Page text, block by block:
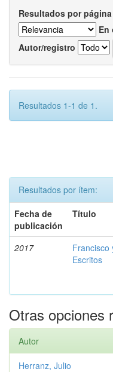
Resultados por página
En
Autor/registro
Resultados 1-1 de 1.
Resultados por ítem:
Fecha de
publicación
Título
2017
Francisco
Escritos
Otras opciones
Autor
Herranz, Julio